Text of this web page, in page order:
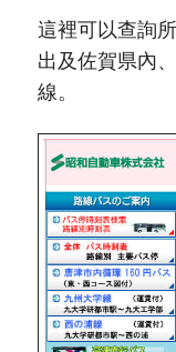
這裡可以查詢
出及佐賀県內
線。